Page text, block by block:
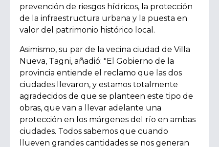
prevención de riesgos hídricos, la protección
de la infraestructura urbana y la puesta en
valor del patrimonio histórico local.
Asimismo, su par de la vecina ciudad de Villa
Nueva, Tagni, añadió: "El Gobierno de la
provincia entiende el reclamo que las dos
ciudades llevaron, y estamos totalmente
agradecidos de que se planteen este tipo de
obras, que van a llevar adelante una
protección en los márgenes del río en ambas
ciudades. Todos sabemos que cuando
llueven grandes cantidades se nos generan